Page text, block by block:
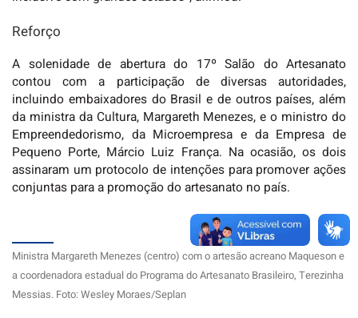
Reforço
A solenidade de abertura do 17º Salão do Artesanato
contou com a participação de diversas autoridades,
incluindo embaixadores do Brasil e de outros países, além
da ministra da Cultura, Margareth Menezes, e o ministro do
Empreendedorismo, da Microempresa e da Empresa de
Pequeno Porte, Márcio Luiz França. Na ocasião, os dois
assinaram um protocolo de intenções para promover ações
conjuntas para a promoção do artesanato no país.
Ministra Margareth Menezes (centro) com o artesão acreano Maqueson e
a coordenadora estadual do Programa do Artesanato Brasileiro, Terezinha
Messias. Foto: Wesley Moraes/Seplan